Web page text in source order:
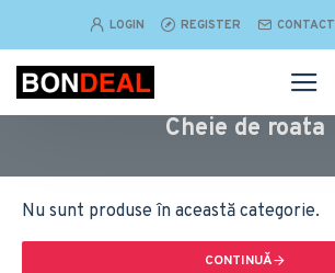
LOGIN REGISTER CONTACT
Cheie de roata
Nu sunt produse în această categorie.
CONTINUĂ